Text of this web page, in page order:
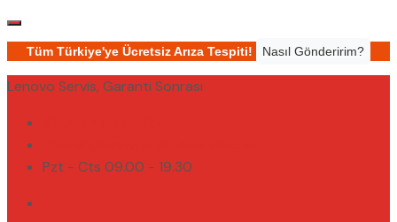
Tüm Türkiye'ye Ücretsiz Arıza Tespiti! Nasıl Gönderirim?
Lenovo Servis, Garanti Sonrası
Pzt - Cts 09.00 - 19.30